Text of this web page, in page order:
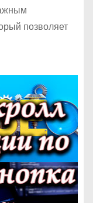
позволяет